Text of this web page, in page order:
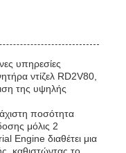
υπηρεσίες
ντίζελ RD2V80,
της υψηλής
ποσότητα
μόλις 2
Engine διαθέτει μια
καθιστώντας το